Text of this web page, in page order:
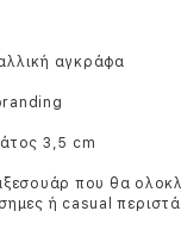
αγκράφα
3,5 cm
που θα
ή casual